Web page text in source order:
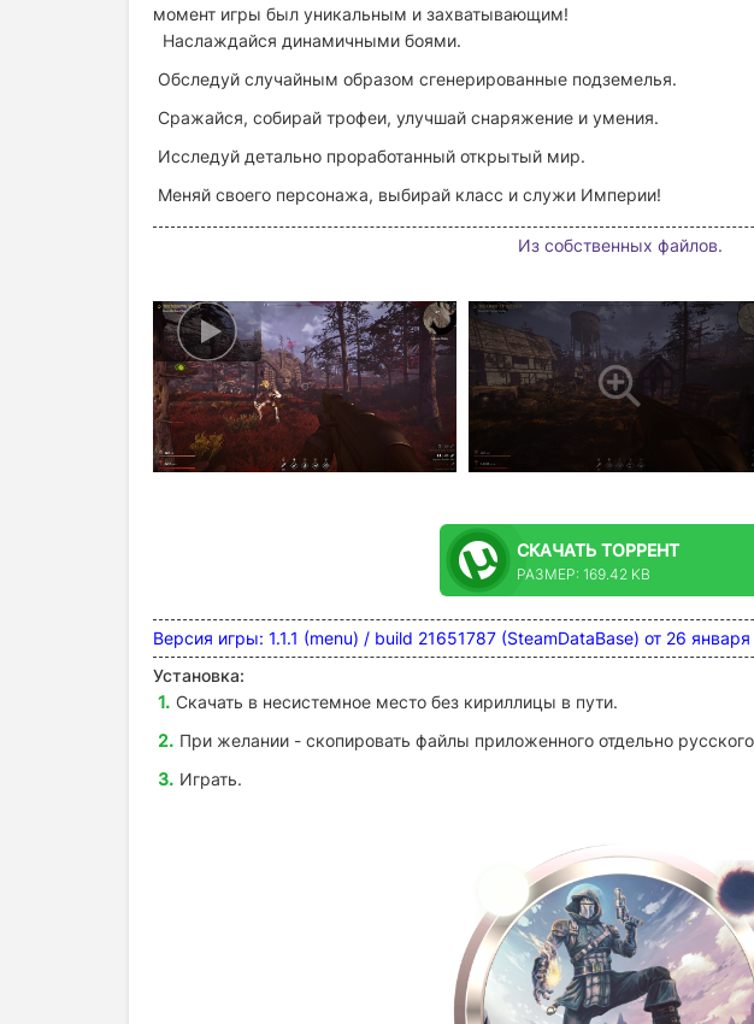
момент игры был уникальным и захватывающим!
Наслаждайся динамичными боями.
Обследуй случайным образом сгенерированные подземелья.
Сражайся, собирай трофеи, улучшай снаряжение и умения.
Исследуй детально проработанный открытый мир.
Меняй своего персонажа, выбирай класс и служи Империи!
Из собственных файлов.
СКАЧАТЬ ТОРРЕНТ
РАЗМЕР: 169.42 KB
Версия игры: 1.1.1 (menu) / build 21651787 (SteamDataBase) от 26
Установка:
Скачать в несистемное место без кириллицы в пути.
При желании - скопировать файлы приложенного отдельно
Играть.